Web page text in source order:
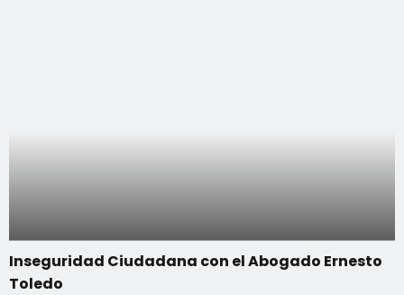
Inseguridad Ciudadana con el Abogado Ernesto
Toledo